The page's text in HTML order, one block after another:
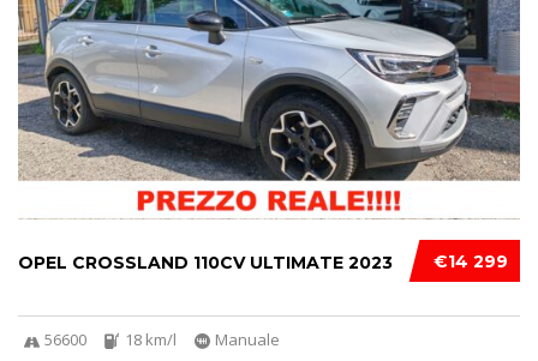
€14 299
OPEL CROSSLAND 110CV ULTIMATE 2023
56600 18 km/l Manuale